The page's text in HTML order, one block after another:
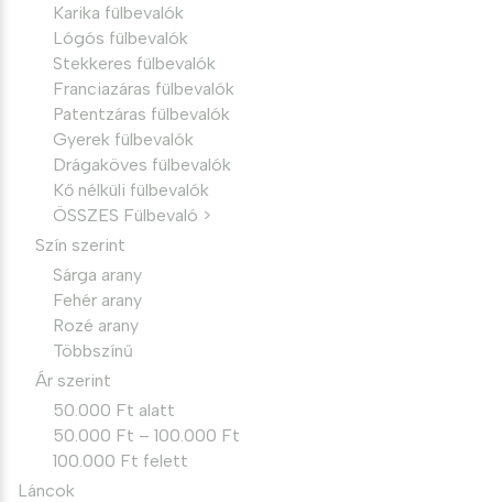
Karika fülbevalók
Lógós fülbevalók
Stekkeres fülbevalók
Franciazáras fülbevalók
Patentzáras fülbevalók
Gyerek fülbevalók
Drágaköves fülbevalók
Kő nélküli fülbevalók
ÖSSZES Fülbevaló >
Szín szerint
Sárga arany
Fehér arany
Rozé arany
Többszínű
Ár szerint
50.000 Ft alatt
50.000 Ft – 100.000 Ft
100.000 Ft felett
Láncok